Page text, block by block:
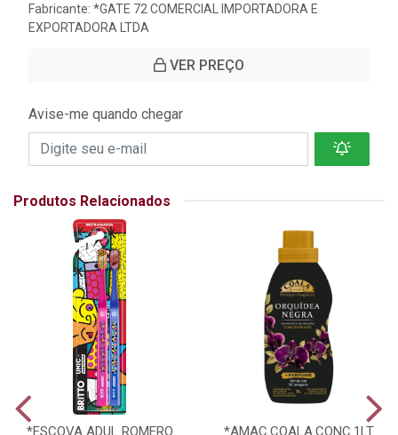
Fabricante: *GATE 72 COMERCIAL IMPORTADORA E
EXPORTADORA LTDA
VER PREÇO
Avise-me quando chegar
Produtos Relacionados
*ESCOVA ADUL ROMERO *AMAC.COALA.CONC.1LT